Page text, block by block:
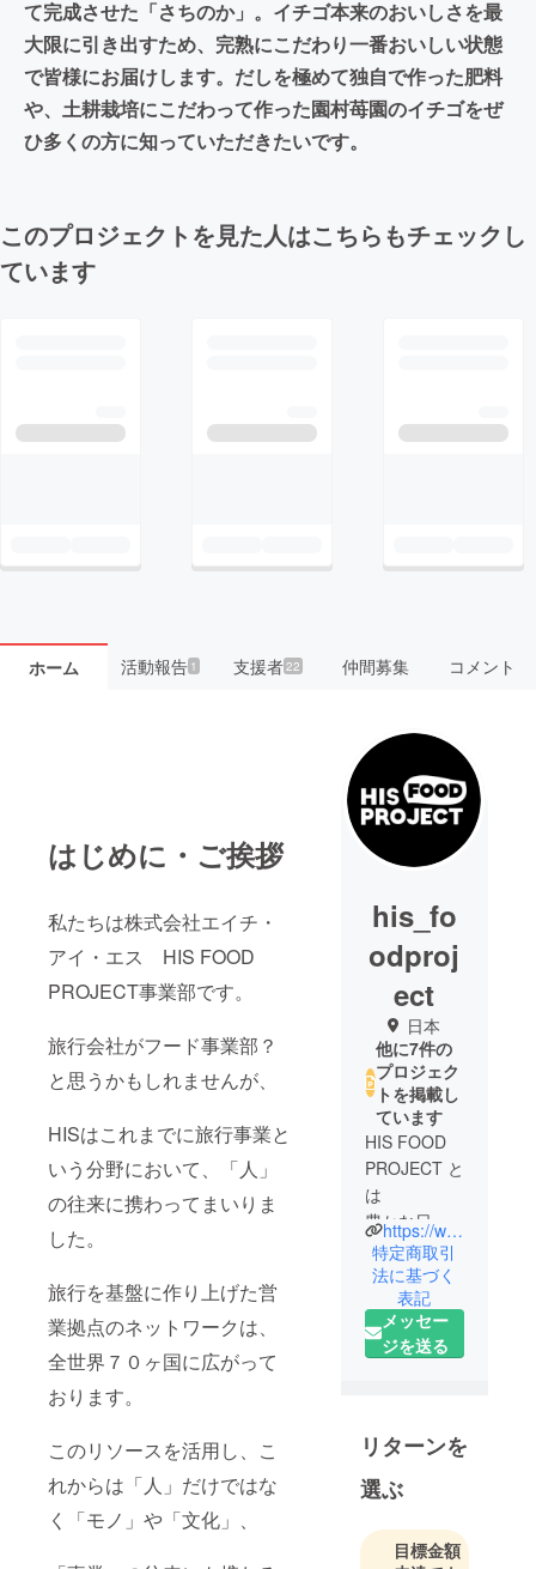
て完成させた「さちのか」。イチゴ本来のおいしさを最
大限に引き出すため、完熟にこだわり一番おいしい状態
で皆様にお届けします。だしを極めて独自で作った肥料
や、土耕栽培にこだわって作った園村苺園のイチゴをぜ
ひ多くの方に知っていただきたいです。
このプロジェクトを見た人はこちらもチェックし
ています
ホーム 活動報告1 支援者22 仲間募集 コメント
はじめに・ご挨拶
私たちは株式会社エイチ・
アイ・エス HIS FOOD
PROJECT事業部です。
旅行会社がフード事業部？
と思うかもしれませんが、
HISはこれまでに旅行事業と
いう分野において、「人」
の往来に携わってまいりま
した。
旅行を基盤に作り上げた営
業拠点のネットワークは、
全世界７０ヶ国に広がって
おります。
このリソースを活用し、こ
れからは「人」だけではな
く「モノ」や「文化」、
his_fo
odproj
ect
日本
他に7件の
プロジェク
トを掲載し
ています
HIS FOOD
PROJECT と
は
豊かな日本
の国土に広
がる、おい
しい文化。
日本から世
界へ、世界
ジェクト。
https://www.his-j.com/corp/foodproject/
特定商取引
法に基づく
表記
メッセー
ジを送る
リターンを
選ぶ
目標金額